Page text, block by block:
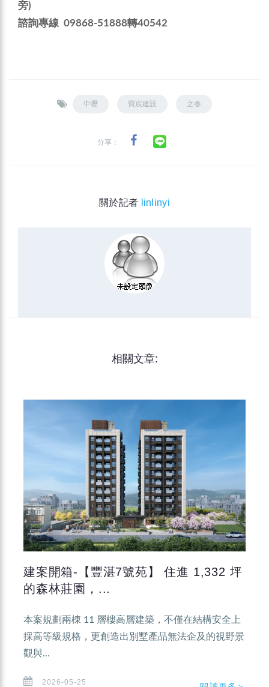
旁)
諮詢專線 09868-51888轉40542
中壢 寶宸建設 之春
分享：
關於記者 linlinyi
相關文章:
建案開箱-【豐湛7號苑】 住進 1,332 坪
的森林莊園，...
本案規劃兩棟 11 層樓高層建築，不僅在結構安全上
採高等級規格，更創造出別墅產品無法企及的視野景
觀與...
2026-05-25